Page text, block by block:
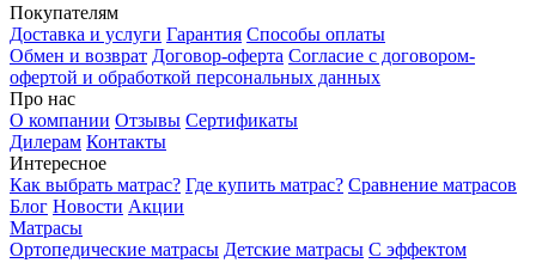
Покупателям
Доставка и услуги Гарантия Способы оплаты
Обмен и возврат Договор-оферта Согласие с договором-
офертой и обработкой персональных данных
Про нас
О компании Отзывы Сертификаты
Дилерам Контакты
Интересное
Как выбрать матрас? Где купить матрас? Сравнение матрасов
Блог Новости Акции
Матрасы
Ортопедические матрасы Детские матрасы С эффектом